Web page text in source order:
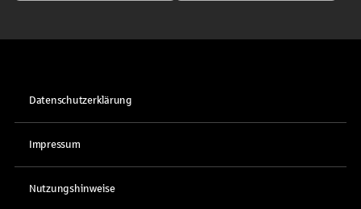
Datenschutzerklärung
Impressum
Nutzungshinweise